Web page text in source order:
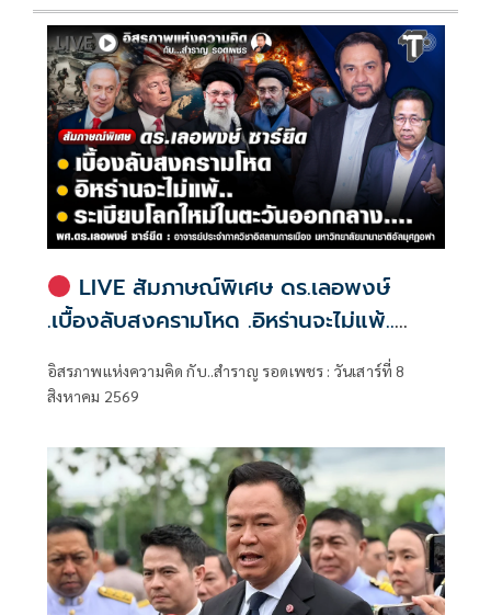
LIVE สัมภาษณ์พิเศษ ดร.เลอพงษ์
.เบื้องลับสงครามโหด .อิหร่านจะไม่แพ้..
อิสรภาพแห่งความคิด กับ..สำราญ รอด
อิสรภาพแห่งความคิด กับ..สำราญ รอดเพชร : วันเสาร์ที่ 8
สิงหาคม 2569